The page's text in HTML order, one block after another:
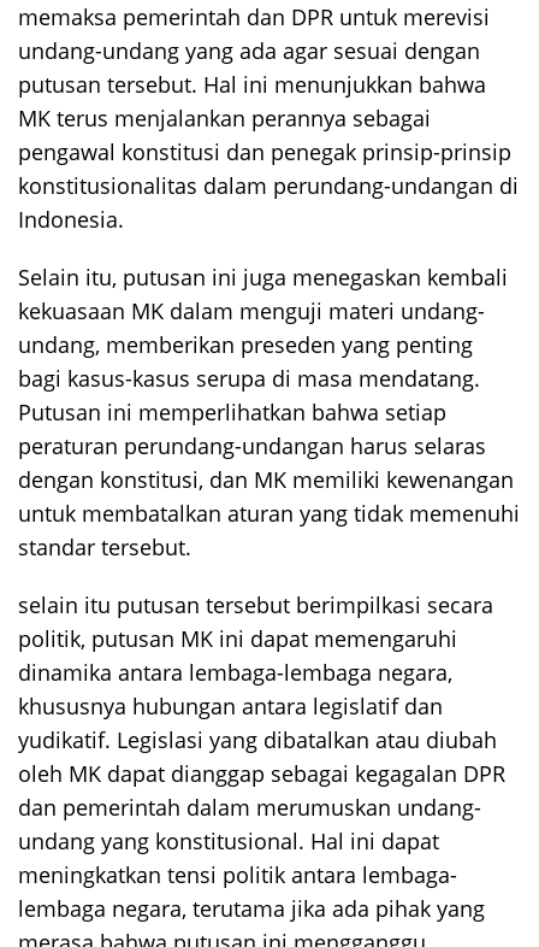
memaksa pemerintah dan DPR untuk merevisi
undang-undang yang ada agar sesuai dengan
putusan tersebut. Hal ini menunjukkan bahwa
MK terus menjalankan perannya sebagai
pengawal konstitusi dan penegak prinsip-prinsip
konstitusionalitas dalam perundang-undangan di
Indonesia.
Selain itu, putusan ini juga menegaskan kembali
kekuasaan MK dalam menguji materi undang-
undang, memberikan preseden yang penting
bagi kasus-kasus serupa di masa mendatang.
Putusan ini memperlihatkan bahwa setiap
peraturan perundang-undangan harus selaras
dengan konstitusi, dan MK memiliki kewenangan
untuk membatalkan aturan yang tidak memenuhi
standar tersebut.
selain itu putusan tersebut berimpilkasi secara
politik, putusan MK ini dapat memengaruhi
dinamika antara lembaga-lembaga negara,
khususnya hubungan antara legislatif dan
yudikatif. Legislasi yang dibatalkan atau diubah
oleh MK dapat dianggap sebagai kegagalan DPR
dan pemerintah dalam merumuskan undang-
undang yang konstitusional. Hal ini dapat
meningkatkan tensi politik antara lembaga-
lembaga negara, terutama jika ada pihak yang